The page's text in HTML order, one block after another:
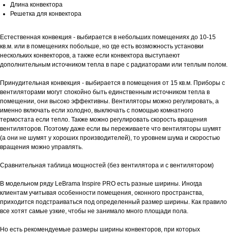
Длина конвектора
Решетка для конвектора
Естественная конвекция - выбирается в небольших помещениях до 10-15
кв.м. или в помещениях побольше, но где есть возможность установки
нескольких конвекторов, а также если конвектора выступаеют
дополнительным источником тепла в паре с радиаторами или теплым полом.
Принудительная конвекция - выбирается в помещения от 15 кв.м. Приборы с
вентиляторами могут спокойно быть единственным источником тепла в
помещении, они высоко эффективны. Вентиляторы можно регулировать, а
именно включать если холодно, выключать с помощью комнатного
термостата если тепло. Также можно регулировать скорость вращения
вентиляторов. Поэтому даже если вы переживаете что вентиляторы шумят
(а они не шумят у хороших производителей), то уровнем шума и скоростью
вращения можно управлять.
Сравнительная таблица мощностей (без вентилятора и с вентилятором)
В модельном ряду LeBrama Inspire PRO есть разные ширины. Иногда
клиентам учитывая особенности помещения, оконного пространства,
приходится подстраиваться под определенный размер ширины. Как правило
все хотят самые узкие, чтобы не занимало много площади пола.
Но есть рекомендуемые размеры ширины конвекторов, при которых